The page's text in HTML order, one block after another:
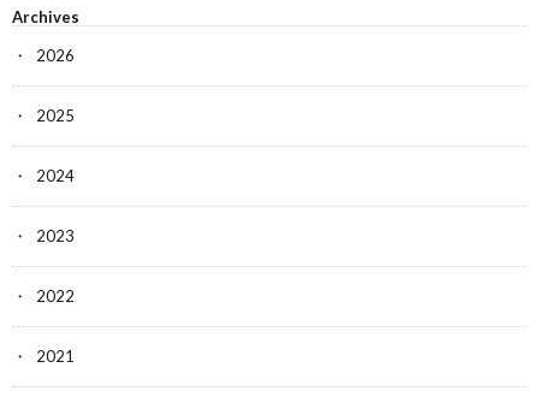
Archives
2026
2025
2024
2023
2022
2021